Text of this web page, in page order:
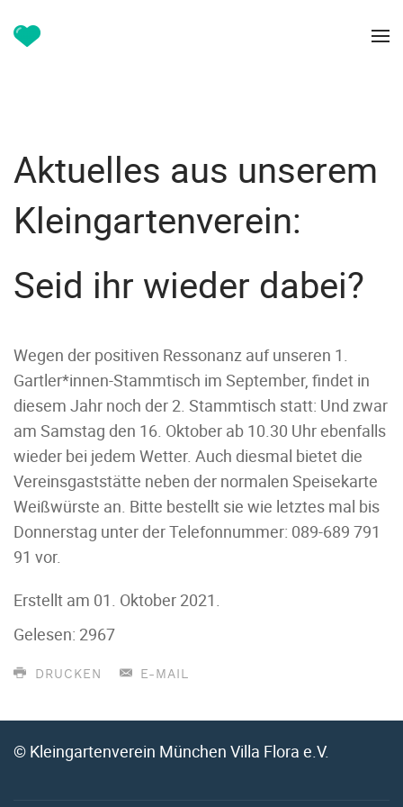
Aktuelles aus unserem
Kleingartenverein:
Seid ihr wieder dabei?
Wegen der positiven Ressonanz auf unseren 1.
Gartler*innen-Stammtisch im September, findet in
diesem Jahr noch der 2. Stammtisch statt: Und zwar
am Samstag den 16. Oktober ab 10.30 Uhr ebenfalls
wieder bei jedem Wetter. Auch diesmal bietet die
Vereinsgaststätte neben der normalen Speisekarte
Weißwürste an. Bitte bestellt sie wie letztes mal bis
Donnerstag unter der Telefonnummer: 089-689 791
91 vor.
Erstellt am 01. Oktober 2021.
Gelesen: 2967
DRUCKEN E-MAIL
© Kleingartenverein München Villa Flora e.V.